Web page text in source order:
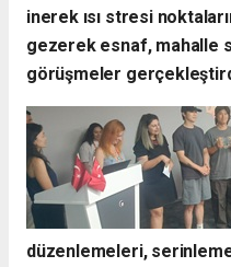
inerek ısı stresi
gezerek esnaf, mahalle
görüşmeler
düzenlemeleri,